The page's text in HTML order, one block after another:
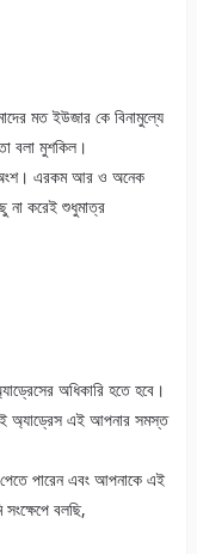
মত ইউজার কে বিনামুল্যে
বলা মুশকিল।
এরকম আর ও অনেক
না করেই শুধুমাত্র
অধিকারি হতে হবে।
অ্যাড্রেস এই আপনার সমস্ত
পারেন এবং আপনাকে এই
বলছি,